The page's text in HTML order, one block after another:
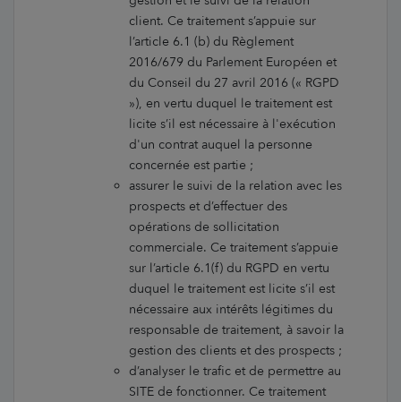
client. Ce traitement s’appuie sur
l’article 6.1 (b) du Règlement
2016/679 du Parlement Européen et
du Conseil du 27 avril 2016 (« RGPD
»), en vertu duquel le traitement est
licite s’il est nécessaire à l'exécution
d'un contrat auquel la personne
concernée est partie ;
assurer le suivi de la relation avec les
prospects et d’effectuer des
opérations de sollicitation
commerciale. Ce traitement s’appuie
sur l’article 6.1(f) du RGPD en vertu
duquel le traitement est licite s’il est
nécessaire aux intérêts légitimes du
responsable de traitement, à savoir la
gestion des clients et des prospects ;
d’analyser le trafic et de permettre au
SITE de fonctionner. Ce traitement